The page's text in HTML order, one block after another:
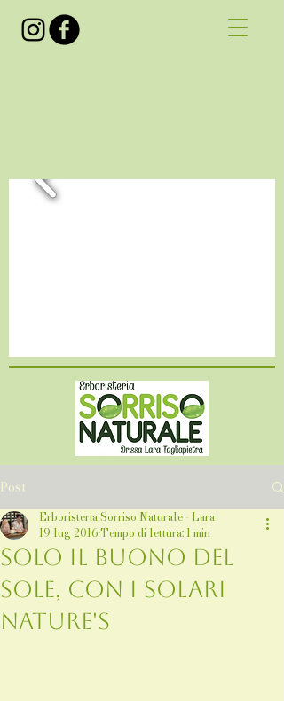
Post
Solo il buono del
sole, con i solari
Nature's
Erboristeria Sorriso Naturale - Lara
19 lug 2016Tempo di lettura: 1 min